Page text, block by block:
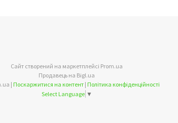
Сайт створений на маркетплейсі Prom.ua
Продавець на Bigl.ua
optbaza.in.ua | Поскаржитися на контент | Політика конфіденційності
Select Language ▼